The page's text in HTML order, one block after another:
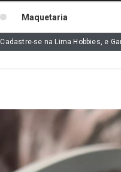
Maquetaria
Cadastre-se na Lima Hobbies, e